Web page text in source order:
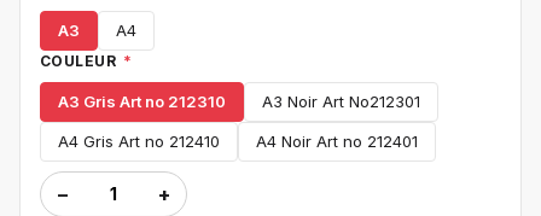
A3 A4
COULEUR *
A3 Gris Art no 212310 A3 Noir Art No212301
A4 Gris Art no 212410 A4 Noir Art no 212401
− +